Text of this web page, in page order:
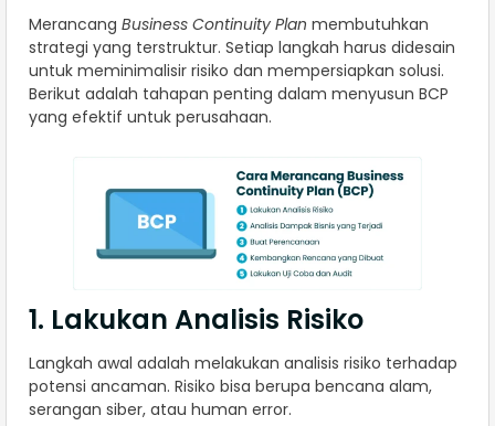
Merancang Business Continuity Plan membutuhkan
strategi yang terstruktur. Setiap langkah harus didesain
untuk meminimalisir risiko dan mempersiapkan solusi.
Berikut adalah tahapan penting dalam menyusun BCP
yang efektif untuk perusahaan.
1. Lakukan Analisis Risiko
Langkah awal adalah melakukan analisis risiko terhadap
potensi ancaman. Risiko bisa berupa bencana alam,
serangan siber, atau human error.